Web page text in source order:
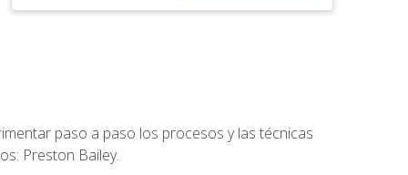
paso a paso los procesos y las técnicas
Preston Bailey.